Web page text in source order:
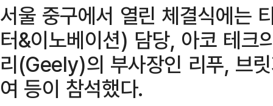
서울 중구에서 열린 체결식에는
터&이노베이션) 담당, 아코 테크
리(Geely)의 부사장인 리푸, 브
여 등이 참석했다.